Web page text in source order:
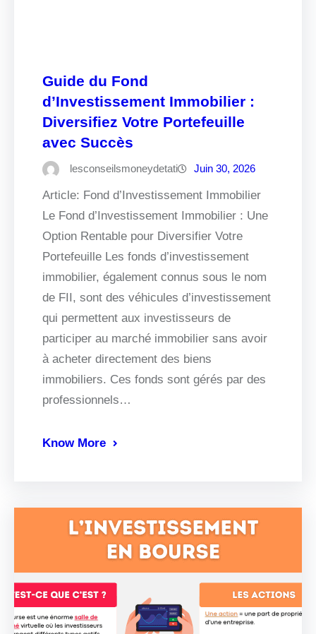
Guide du Fond
d’Investissement Immobilier :
Diversifiez Votre Portefeuille
avec Succès
lesconseilsmoneydetati Juin 30, 2026
Article: Fond d’Investissement Immobilier
Le Fond d’Investissement Immobilier : Une
Option Rentable pour Diversifier Votre
Portefeuille Les fonds d’investissement
immobilier, également connus sous le nom
de FII, sont des véhicules d’investissement
qui permettent aux investisseurs de
participer au marché immobilier sans avoir
à acheter directement des biens
immobiliers. Ces fonds sont gérés par des
professionnels…
Know More